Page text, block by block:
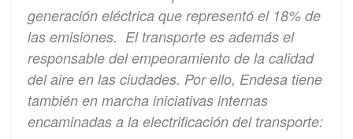
generación eléctrica que representó el 18% de
las emisiones. El transporte es además el
responsable del empeoramiento de la calidad
del aire en las ciudades. Por ello, Endesa tiene
también en marcha iniciativas internas
encaminadas a la electrificación del transporte: